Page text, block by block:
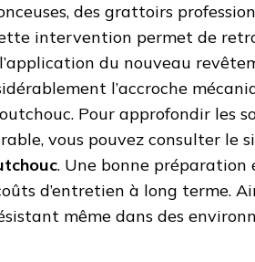
des grattoirs
intervention permet de
du nouveau
l’accroche
Pour approfondir les
vous pouvez consulter le
. Une bonne préparation
d’entretien à long terme.
même dans des